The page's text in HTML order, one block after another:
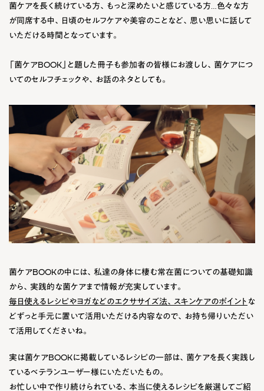
菌ケアを長く続けている方、もっと深めたいと感じている方…色々な方
が同席する中、日頃のセルフケアや美容のことなど、思い思いに話して
いただける時間となっています。
「菌ケアBOOK」と題した冊子も参加者の皆様にお渡しし、菌ケアにつ
いてのセルフチェックや、お話のネタとしても。
菌ケアBOOKの中には、私達の身体に棲む常在菌についての基礎知識
から、実践的な菌ケアまで情報が充実しています。
毎日使えるレシピやヨガなどのエクササイズ法、スキンケアのポイント な
どずっと手元に置いて活用いただける内容なので、お持ち帰りいただい
て活用してくださいね。
実は菌ケアBOOKに掲載しているレシピの一部は、 菌ケアを長く実践し
ているベテランユーザー様にいただいたもの。
お忙しい中で作り続けられている、本当に使えるレシピを厳選してご紹